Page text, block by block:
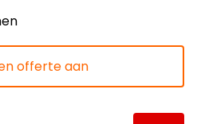
offerte aan